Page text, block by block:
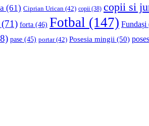
(61) Ciprian Urican (42) copii (38) copii si
(71) forta (46) Fotbal (147) Fundași
pase (45) portar(42) Posesia mingii (50)